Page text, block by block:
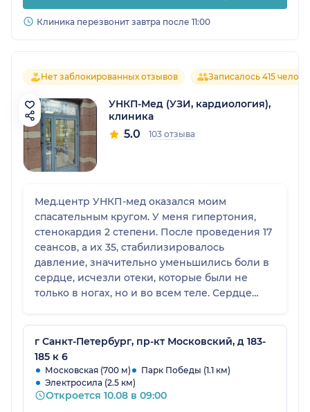
Клиника перезвонит завтра после 11:00
Нет заблокированных отзывов Записалось 415
УНКП-Мед (УЗИ, кардиология),
клиника
5.0 103 отзыва
Мед.центр УНКП-мед оказался моим
спасательным кругом. У меня гипертония,
стенокардия 2 степени. После проведения 17
сеансов, а их 35, стабилизировалось
давление, значительно уменьшились боли в
сердце, исчезли отеки, которые были не
только в ногах, но и во всем теле. Сердце
нормализовался сон. Большая благодарность
создателю такого необходимого для
сердечников центра- Бунину Евгению
Александровичу. Очень рекомендую
лечение в этом центре
г Санкт-Петербург, пр-кт Московский, д 183-
185 к 6
Московская (700 м)
Парк Победы (1.1 км)
Электросила (2.5 км)
Откроется 10.08 в 09:00